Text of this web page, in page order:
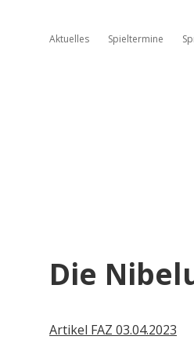
Aktuelles Spieltermine
Die
Artikel FAZ 03.04.2023